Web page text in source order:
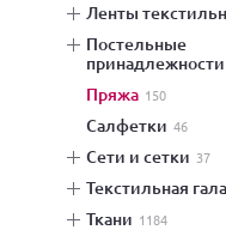
ленты
постельные
принадлежности
пряжа 150
салфетки 46
сети и сетки 37
текстильная
ткани 1184